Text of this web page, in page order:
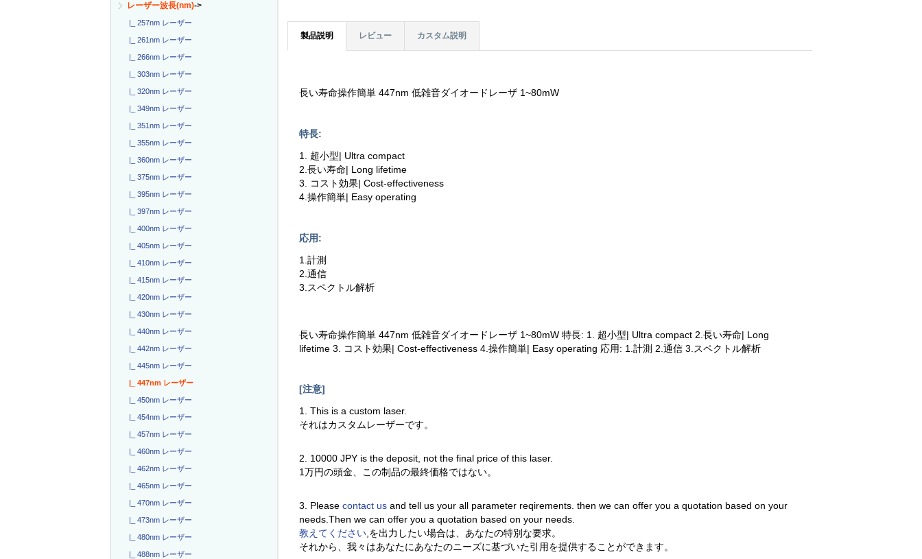
レーザー波長(nm)->
|_ 257nm レーザー
|_ 261nm レーザー
|_ 266nm レーザー
|_ 303nm レーザー
|_ 320nm レーザー
|_ 349nm レーザー
|_ 351nm レーザー
|_ 355nm レーザー
|_ 360nm レーザー
|_ 375nm レーザー
|_ 395nm レーザー
|_ 397nm レーザー
|_ 400nm レーザー
|_ 405nm レーザー
|_ 410nm レーザー
|_ 415nm レーザー
|_ 420nm レーザー
|_ 430nm レーザー
|_ 440nm レーザー
|_ 442nm レーザー
|_ 445nm レーザー
|_ 447nm レーザー
|_ 450nm レーザー
|_ 454nm レーザー
|_ 457nm レーザー
|_ 460nm レーザー
|_ 462nm レーザー
|_ 465nm レーザー
|_ 470nm レーザー
|_ 473nm レーザー
|_ 480nm レーザー
|_ 488nm レーザー
製品説明 レビュー カスタム説明
長い寿命操作簡単 447nm 低雑音ダイオードレーザ 1~80mW
特長:
1. 超小型| Ultra compact
2.長い寿命| Long lifetime
3. コスト効果| Cost-effectiveness
4.操作簡単| Easy operating
応用:
1.計測
2.通信
3.スペクトル解析
長い寿命操作簡単 447nm 低雑音ダイオードレーザ 1~80mW 特長: 1. 超小型| Ultra compact 2.長い寿命| Long
lifetime 3. コスト効果| Cost-effectiveness 4.操作簡単| Easy operating 応用: 1.計測 2.通信 3.スペクトル解析
[注意]
1. This is a custom laser.
それはカスタムレーザーです。
2. 10000 JPY is the deposit, not the final price of this laser.
1万円の頭金、この制品の最終価格ではない。
3. Pleasecontact usand tell us your all parameter reqirements. then we can offer you a quotation based on your
needs.Then we can offer you a quotation based on your needs.
教えてください ,を出力したい場合は、あなたの特別な要求。
それから、我々はあなたにあなたのニーズに基づいた引用を提供することができます。